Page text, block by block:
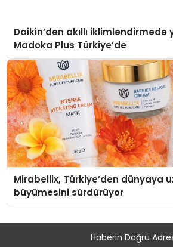
Daikin’den akıllı iklimlendirmede
Madoka Plus Türkiye’de
Mirabellix, Türkiye’den dünyaya
büyümesini sürdürüyor
Haberin Doğru